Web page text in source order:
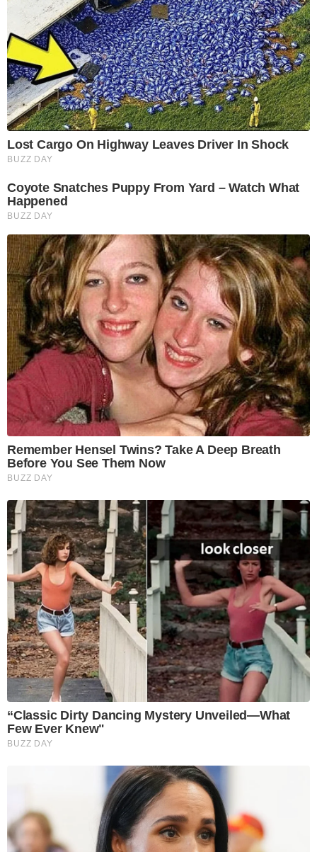
Lost Cargo On Highway Leaves Driver In Shock
BUZZ DAY
Coyote Snatches Puppy From Yard – Watch What
Happened
BUZZ DAY
Remember Hensel Twins? Take A Deep Breath
Before You See Them Now
BUZZ DAY
“Classic Dirty Dancing Mystery Unveiled—What
Few Ever Knew"
BUZZ DAY